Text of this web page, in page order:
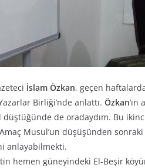
İslam Özkan, geçen
Birliği’nde anlattı. Özkan
düştüğünde de oradaydım. Bu
Musul’un düşüşünden
anlayabilmekti.
hemen güneyindeki El-Beşir